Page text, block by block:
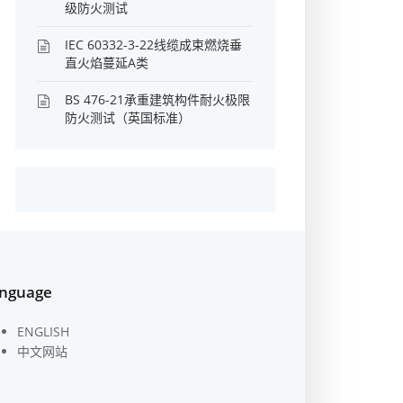
级防火测试
IEC 60332-3-22线缆成束燃烧垂
直火焰蔓延A类
BS 476-21承重建筑构件耐火极限
防火测试（英国标准）
ENGLISH
中文网站